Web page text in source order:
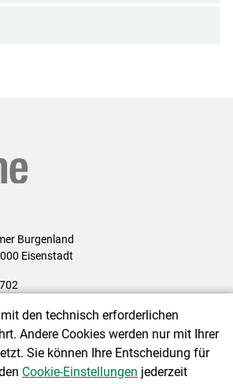
Burgenland
Eisenstadt
Datenschutzerklärung|Barrierefreiheit|
den technisch erforderlichen
Andere Cookies werden nur mit Ihrer
Sie können Ihre Entscheidung für
Cookie-Einstellungen jederzeit